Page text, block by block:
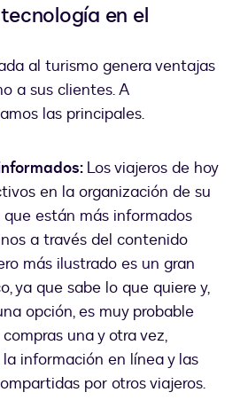
en el
al turismo genera ventajas
a sus clientes. A
las principales.
Los viajeros de hoy
en la organización de su
están más informados
a través del contenido
más ilustrado es un gran
ya que sabe lo que quiere y,
opción, es muy probable
una y otra vez,
información en línea y las
por otros viajeros.